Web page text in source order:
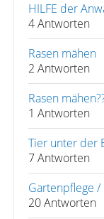
HILFE der
4 Antworten
Rasen mähen
2 Antworten
Rasen
1 Antworten
Tier unter der
7 Antworten
Gartenpflege /
20 Antworten